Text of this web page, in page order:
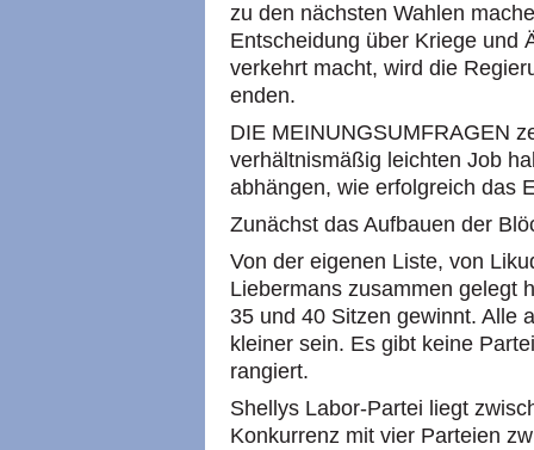
zu den nächsten Wahlen
Entscheidung über Kriege und
verkehrt macht, wird die
enden.
DIE MEINUNGSUMFRAGEN
verhältnismäßig leichten Job
abhängen, wie erfolgreich das
Zunächst das Aufbauen der
Von der eigenen Liste, von
Liebermans zusammen gelegt
35 und 40 Sitzen gewinnt. Alle
kleiner sein. Es gibt keine
rangiert.
Shellys Labor-Partei liegt
Konkurrenz mit vier Parteien